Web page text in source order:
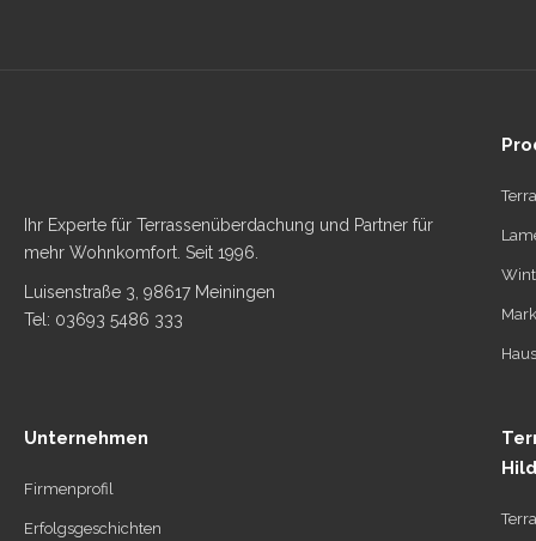
Ihr Experte für Terrassenüberdachung und Partner für
mehr Wohnkomfort. Seit 1996.
Luisenstraße 3, 98617 Meiningen
Tel: 03693 5486 333
Unternehmen
Firmenprofil
Erfolgsgeschichten